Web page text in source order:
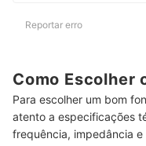
Reportar erro
Como Escolher
Para escolher um bom
atento a especificações
frequência, impedância